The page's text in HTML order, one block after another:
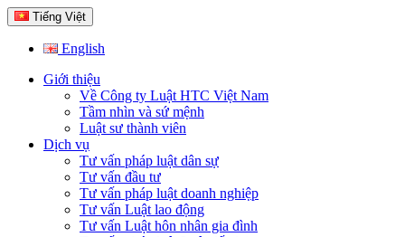
Tiếng Việt
English
Giới thiệu
Về Công ty Luật HTC Việt Nam
Tầm nhìn và sứ mệnh
Luật sư thành viên
Dịch vụ
Tư vấn pháp luật dân sự
Tư vấn đầu tư
Tư vấn pháp luật doanh nghiệp
Tư vấn Luật lao động
Tư vấn Luật hôn nhân gia đình